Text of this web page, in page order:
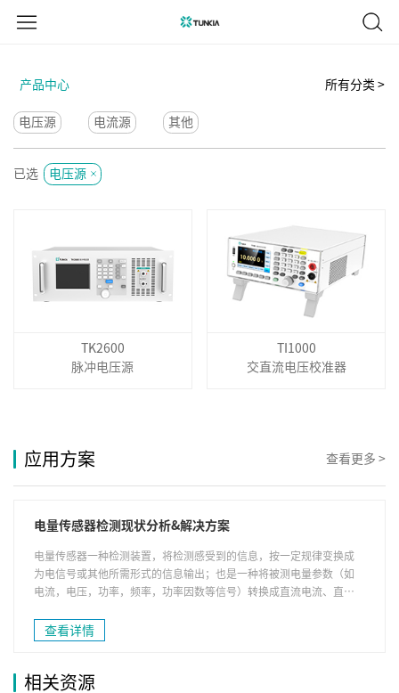
产品中心 所有分类 >
电压源 电流源 其他
已选 电压源
TK2600
脉冲电压源
TI1000
交直流电压校准器
应用方案 查看更多 >
电量传感器检测现状分析&解决方案
电量传感器一种检测装置，将检测感受到的信息，按一定规律变换成
为电信号或其他所需形式的信息输出；也是一种将被测电量参数（如
电流，电压，功率，频率，功率因数等信号）转换成直流电流、直流
查看详情
相关资源